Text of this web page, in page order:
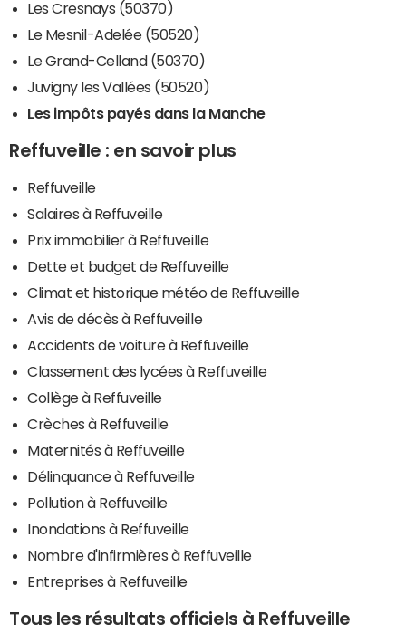
Les Cresnays (50370)
Le Mesnil-Adelée (50520)
Le Grand-Celland (50370)
Juvigny les Vallées (50520)
Les impôts payés dans la Manche
Reffuveille : en savoir plus
Reffuveille
Salaires à Reffuveille
Prix immobilier à Reffuveille
Dette et budget de Reffuveille
Climat et historique météo de Reffuveille
Avis de décès à Reffuveille
Accidents de voiture à Reffuveille
Classement des lycées à Reffuveille
Collège à Reffuveille
Crèches à Reffuveille
Maternités à Reffuveille
Délinquance à Reffuveille
Pollution à Reffuveille
Inondations à Reffuveille
Nombre d'infirmières à Reffuveille
Entreprises à Reffuveille
Tous les résultats officiels à Reffuveille